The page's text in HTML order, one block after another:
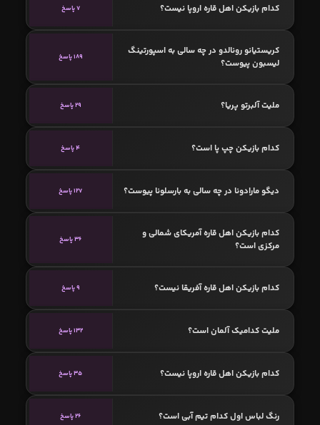
کدام بازیکن اهل قاره اروپا نیست؟ 7 پاسخ
کریستیانو رونالدو در چه سالی به اسپورتینگ
لیسبون پیوست؟
189 پاسخ
ملیت آلبرتو پریا؟ 29 پاسخ
کدام بازیکن چپ پا است؟ 4 پاسخ
دیگو مارادونا در چه سالی به بارسلونا پیوست؟ 127 پاسخ
کدام بازیکن اهل قاره آمریکای شمالی و
مرکزی است؟
36 پاسخ
کدام بازیکن اهل قاره آفریقا نیست؟ 9 پاسخ
ملیت کدامیک آلمان است؟ 132 پاسخ
کدام بازیکن اهل قاره اروپا نیست؟ 35 پاسخ
رنگ لباس اول کدام تیم آبی است؟ 26 پاسخ